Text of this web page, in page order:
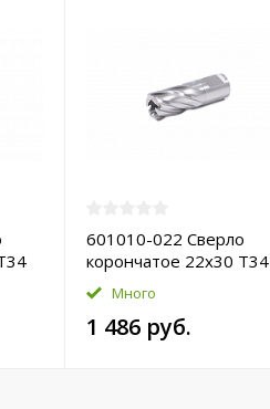
601010-022 Сверло
корончатое 22х30 T34
HSS-Pro
Много
1 486 руб.